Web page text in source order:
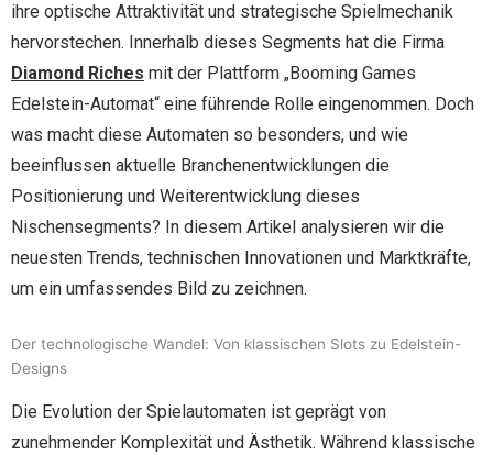
ihre optische Attraktivität und strategische Spielmechanik
hervorstechen. Innerhalb dieses Segments hat die Firma
Diamond Riches mit der Plattform „Booming Games
Edelstein-Automat“ eine führende Rolle eingenommen. Doch
was macht diese Automaten so besonders, und wie
beeinflussen aktuelle Branchenentwicklungen die
Positionierung und Weiterentwicklung dieses
Nischensegments? In diesem Artikel analysieren wir die
neuesten Trends, technischen Innovationen und Marktkräfte,
um ein umfassendes Bild zu zeichnen.
Der technologische Wandel: Von klassischen Slots zu Edelstein-
Designs
Die Evolution der Spielautomaten ist geprägt von
zunehmender Komplexität und Ästhetik. Während klassische